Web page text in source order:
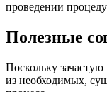
проведении
Полезные
Поскольку
из необходимых,